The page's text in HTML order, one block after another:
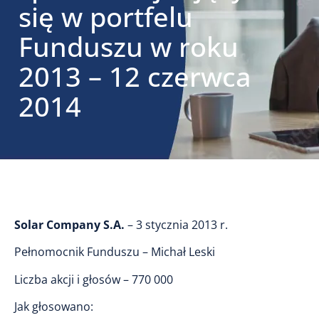
się w portfelu
Funduszu w roku
2013 – 12 czerwca
2014
Solar Company S.A. – 3 stycznia 2013 r.
Pełnomocnik Funduszu – Michał Leski
Liczba akcji i głosów – 770 000
Jak głosowano: